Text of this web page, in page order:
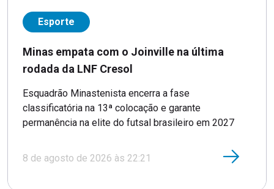
Esporte
Minas empata com o Joinville na última
rodada da LNF Cresol
Esquadrão Minastenista encerra a fase
classificatória na 13ª colocação e garante
permanência na elite do futsal brasileiro em 2027
8 de agosto de 2026 às 22:21